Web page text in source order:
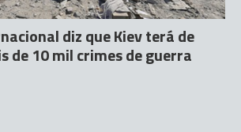
diz que Kiev terá de
de 10 mil crimes de guerra